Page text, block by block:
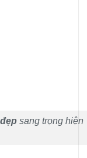
sang trọng hiện